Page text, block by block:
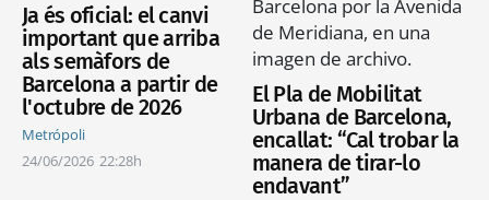
Ja és oficial: el canvi
important que arriba
als semàfors de
Barcelona a partir de
l'octubre de 2026
Metrópoli
24/06/2026 22:28h
El Pla de Mobilitat
Urbana de Barcelona,
encallat: “Cal trobar la
manera de tirar-lo
endavant”